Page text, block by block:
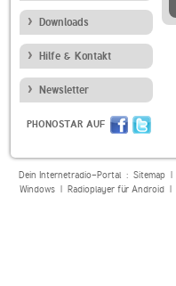
Downloads
Hilfe & Kontakt
Newsletter
PHONOSTAR AUF
Dein Internetradio-Portal : Sitemap|
Windows| Radioplayer für Android|